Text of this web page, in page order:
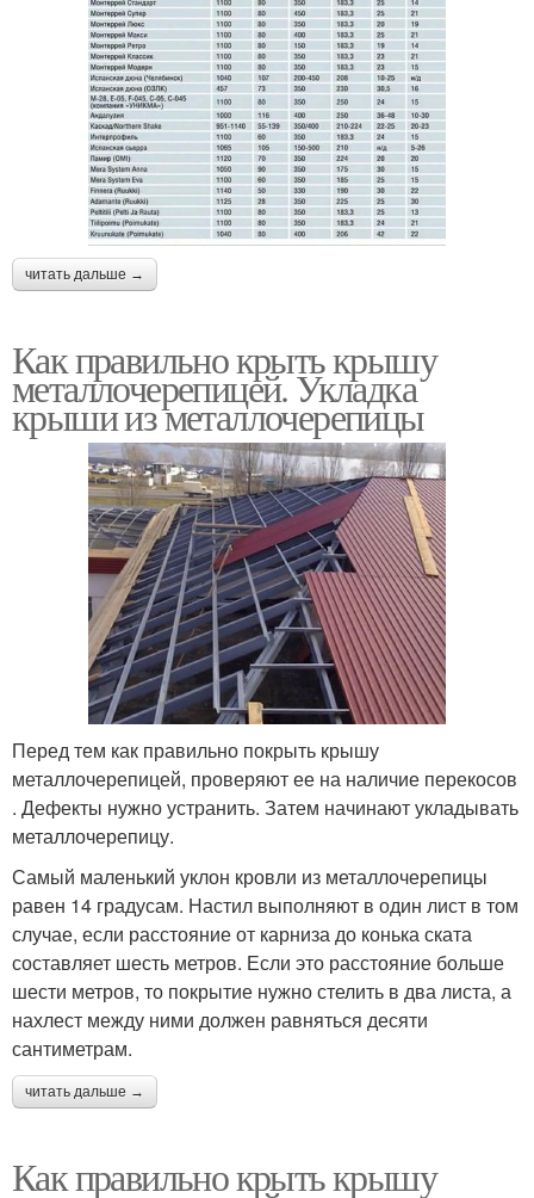
читать дальше →
Как правильно крыть крышу
металлочерепицей. Укладка
крыши из металлочерепицы
Перед тем как правильно покрыть крышу
металлочерепицей, проверяют ее на наличие перекосов
. Дефекты нужно устранить. Затем начинают укладывать
металлочерепицу.
Самый маленький уклон кровли из металлочерепицы
равен 14 градусам. Настил выполняют в один лист в том
случае, если расстояние от карниза до конька ската
составляет шесть метров. Если это расстояние больше
шести метров, то покрытие нужно стелить в два листа, а
нахлест между ними должен равняться десяти
сантиметрам.
читать дальше →
Как правильно крыть крышу